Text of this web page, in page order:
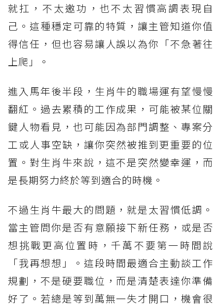
就扛，不太邀功，也不太習慣高調表現自
己。這種穩定可靠的特質，讓主管知道你值
得信任，但也容易讓人誤以為你「不急著往
上爬」。
進入馬年後半段，生肖牛的職場運有望慢慢
翻紅。過去累積的工作成果，可能被某位關
鍵人物看見，也可能因為部門調整、專案分
工或人事空缺，讓你突然被推到更重要的位
置。對生肖牛來說，這不是突然變幸運，而
是長期努力終於等到適合的時機。
不過生肖牛最大的問題，就是太習慣低調。
當主管問你是否有意願接下新任務，或是否
想挑戰更高位置時，千萬不要第一時間說
「我再想想」。這段時間最適合主動談工作
規劃，不是硬要職位，而是清楚表達你準備
好了。若總是等到萬無一失才開口，機會很